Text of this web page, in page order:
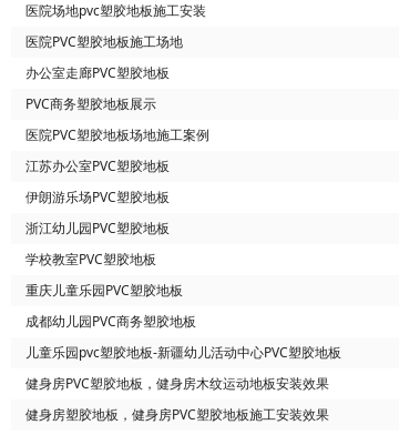
医院场地pvc塑胶地板施工安装
医院PVC塑胶地板施工场地
办公室走廊PVC塑胶地板
PVC商务塑胶地板展示
医院PVC塑胶地板场地施工案例
江苏办公室PVC塑胶地板
伊朗游乐场PVC塑胶地板
浙江幼儿园PVC塑胶地板
学校教室PVC塑胶地板
重庆儿童乐园PVC塑胶地板
成都幼儿园PVC商务塑胶地板
儿童乐园pvc塑胶地板-新疆幼儿活动中心PVC塑胶地板
健身房PVC塑胶地板，健身房木纹运动地板安装效果
健身房塑胶地板，健身房PVC塑胶地板施工安装效果